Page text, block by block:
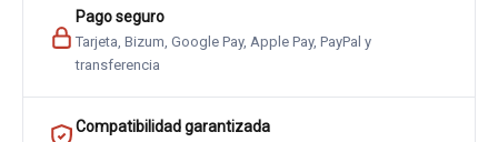
Pago seguro
Tarjeta, Bizum, Google Pay, Apple Pay, PayPal y
transferencia
Compatibilidad garantizada